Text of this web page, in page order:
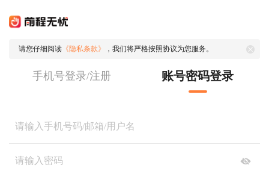
请您仔细阅读 《隐私条款》 ，我们将严格按照协议为您服务。
手机号登录/注册 账号密码登录